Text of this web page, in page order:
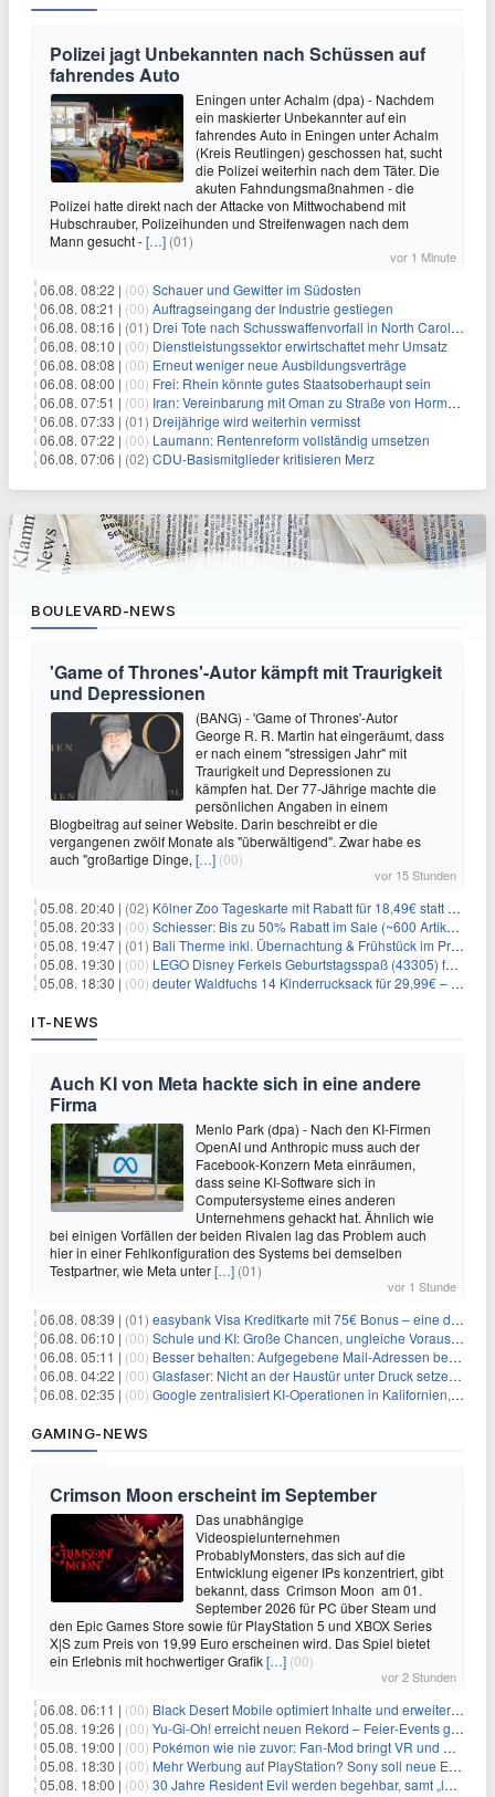
Polizei jagt Unbekannten nach Schüssen auf
fahrendes Auto
Eningen unter Achalm (dpa) - Nachdem
ein maskierter Unbekannter auf ein
fahrendes Auto in Eningen unter Achalm
(Kreis Reutlingen) geschossen hat, sucht
die Polizei weiterhin nach dem Täter. Die
akuten Fahndungsmaßnahmen - die
Polizei hatte direkt nach der Attacke von Mittwochabend mit
Hubschrauber, Polizeihunden und Streifenwagen nach dem
Mann gesucht -[…] (01)
vor 1 Minute
06.08. 08:22 | (00) Schauer und Gewitter im Südosten
06.08. 08:21 | (00) Auftragseingang der Industrie gestiegen
06.08. 08:16 | (01) Drei Tote nach Schusswaffenvorfall in North Carolina
06.08. 08:10 | (00) Dienstleistungssektor erwirtschaftet mehr Umsatz
06.08. 08:08 | (00) Erneut weniger neue Ausbildungsverträge
06.08. 08:00 | (00) Frei: Rhein könnte gutes Staatsoberhaupt sein
06.08. 07:51 | (00) Iran: Vereinbarung mit Oman zu Straße von Hormus fast fertig
06.08. 07:33 | (01) Dreijährige wird weiterhin vermisst
06.08. 07:22 | (00) Laumann: Rentenreform vollständig umsetzen
06.08. 07:06 | (02) CDU-Basismitglieder kritisieren Merz
BOULEVARD-NEWS
'Game of Thrones'-Autor kämpft mit Traurigkeit
und Depressionen
(BANG) - 'Game of Thrones'-Autor
George R. R. Martin hat eingeräumt, dass
er nach einem "stressigen Jahr" mit
Traurigkeit und Depressionen zu
kämpfen hat. Der 77-Jährige machte die
persönlichen Angaben in einem
Blogbeitrag auf seiner Website. Darin beschreibt er die
vergangenen zwölf Monate als "überwältigend". Zwar habe es
auch "großartige Dinge, […] (00)
vor 15 Stunden
05.08. 20:40 | (02) Kölner Zoo Tageskarte mit Rabatt für 18,49€ statt 29,50€ – einlösbar bis Dezember
05.08. 20:33 | (00) Schiesser: Bis zu 50% Rabatt im Sale (~600 Artikel zur Auswahl)
05.08. 19:47 | (01) Bali Therme inkl. Übernachtung & Frühstück im Premium Hotel (Bad Oeynhausen) ab 89€ p.P.
05.08. 19:30 | (00) LEGO Disney Ferkels Geburtstagsspaß (43305) für 29,10€
05.08. 18:30 | (00) deuter Waldfuchs 14 Kinderrucksack für 29,99€ – Amber-maple
IT-NEWS
Auch KI von Meta hackte sich in eine andere
Firma
Menlo Park (dpa) - Nach den KI-Firmen
OpenAI und Anthropic muss auch der
Facebook-Konzern Meta einräumen,
dass seine KI-Software sich in
Computersysteme eines anderen
Unternehmens gehackt hat. Ähnlich wie
bei einigen Vorfällen der beiden Rivalen lag das Problem auch
hier in einer Fehlkonfiguration des Systems bei demselben
Testpartner, wie Meta unter[…] (01)
vor 1 Stunde
06.08. 08:39 | (01) easybank Visa Kreditkarte mit 75€ Bonus – eine der besten Kreditkarten
06.08. 06:10 | (00) Schule und KI: Große Chancen, ungleiche Voraussetzungen
06.08. 05:11 | (00) Besser behalten: Aufgegebene Mail-Adressen bergen Gefahren
06.08. 04:22 | (00) Glasfaser: Nicht an der Haustür unter Druck setzen lassen
06.08. 02:35 | (00) Google zentralisiert KI-Operationen in Kalifornien, um Rivale Anthropic und OpenAI zu überholen
GAMING-NEWS
Crimson Moon erscheint im September
Das unabhängige
Videospielunternehmen
ProbablyMonsters, das sich auf die
Entwicklung eigener IPs konzentriert, gibt
bekannt, dass Crimson Moon am 01.
September 2026 für PC über Steam und
den Epic Games Store sowie für PlayStation 5 und XBOX Series
X|S zum Preis von 19,99 Euro erscheinen wird. Das Spiel bietet
ein Erlebnis mit hochwertiger Grafik[…] (00)
vor 2 Stunden
06.08. 06:11 | (00) Black Desert Mobile optimiert Inhalte und erweitert Treasure Access
05.08. 19:26 | (00) Yu‑Gi‑Oh! erreicht neuen Rekord – Feier‑Events gestartet
05.08. 19:00 | (00) Pokémon wie nie zuvor: Fan-Mod bringt VR und Ego-Perspektive nach Kanto
05.08. 18:30 | (00) Mehr Werbung auf PlayStation? Sony soll neue Einnahmequellen prüfen
05.08. 18:00 | (00) 30 Jahre Resident Evil werden begehbar, samt „lebensgroßem Leon“